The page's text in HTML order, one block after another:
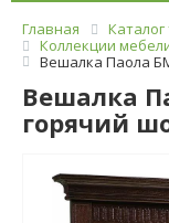
Главная
Коллекции
Вешалка Паола
Вешалка
горячий